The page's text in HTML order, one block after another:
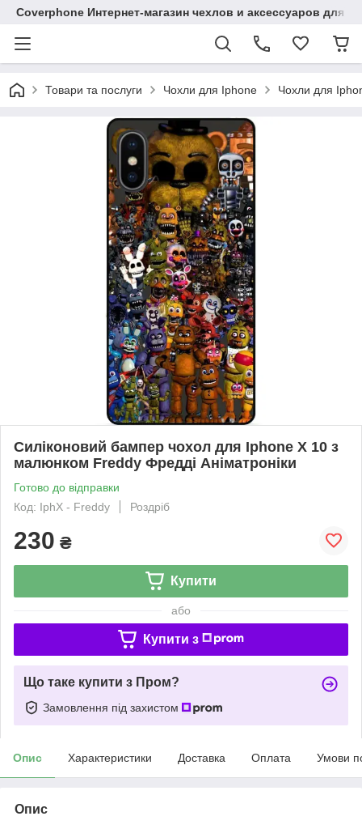
Coverphone Интернет-магазин чехлов и аксессуаров для
Товари та послуги Чохли для Iphone Чохли для
Силіконовий бампер чохол для Iphone X 10 з
малюнком Freddy Фредді Аніматроніки
Готово до відправки
Код: IphX - Freddy
Роздріб
230 ₴
Купити
або
Купити з
Що таке купити з Пром?
Замовлення під захистом
Опис Характеристики Доставка Оплата Умови
Опис